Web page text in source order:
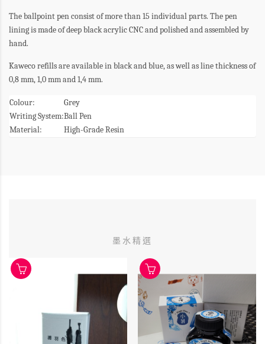
The ballpoint pen consist of more than 15 individual parts. The pen
lining is made of deep black acrylic CNC and polished and assembled by
hand.
Kaweco refills are available in black and blue, as well as line thickness of
0,8 mm, 1,0 mm and 1,4 mm.
Colour:
Grey
Writing System:Ball Pen
Material:
High-Grade Resin
墨水精選